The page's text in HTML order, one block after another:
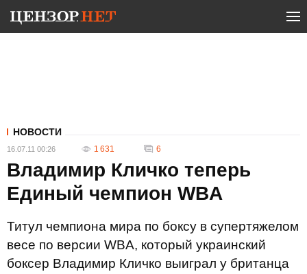
НОВОСТИ
16.07.11 00:26 1 631 6
Владимир Кличко теперь
Единый чемпион WBA
Титул чемпиона мира по боксу в супертяжелом
весе по версии WBA, который украинский
боксер Владимир Кличко выиграл у британца